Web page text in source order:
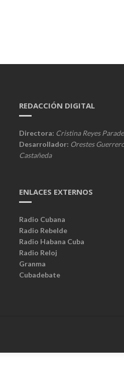
REDACCIÓN DIGITAL
Directora: Cristina Reyes
Desarrollador: Orestes
Castañeda
ENLACES EXTERNOS
Radio Cubana
Radio Rebelde
Radio Habana Cuba
Radio Reloj
Granma
Cubadebate